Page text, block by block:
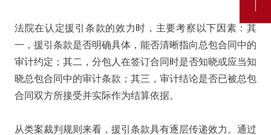
法院在认定援引条款的效力时，主要考察以下因素：其
一，援引条款是否明确具体，能否清晰指向总包合同中的
审计约定；其二，分包人在签订合同时是否知晓或应当知
晓总包合同中的审计条款；其三，审计结论是否已被总包
合同双方所接受并实际作为结算依据。
从类案裁判规则来看，援引条款具有逐层传递效力。通过